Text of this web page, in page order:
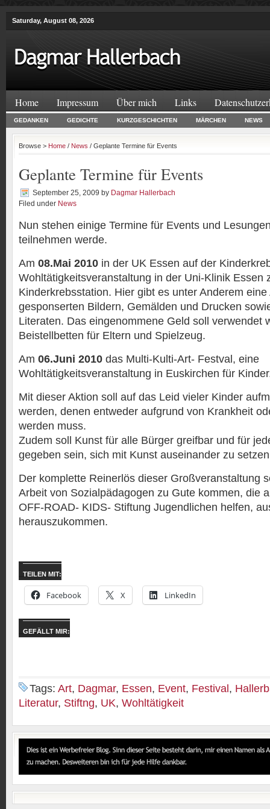
Saturday, August 08, 2026
Home Impressum Über mich Links
GEDANKEN GEDICHTE KURZGESCHICHTEN MÄRCHEN NEWS
Browse > Home / News / Geplante Termine für Events
Geplante Termine für Events
September 25, 2009 by Dagmar Hallerbach
Filed under News
Nun stehen einige Termine für Events und
teilnehmen werde.
Am 08.Mai 2010 in der UK Essen auf der
Wohltätigkeitsveranstaltung in der Uni-Klinik Essen
Kinderkrebsstation. Hier gibt es unter Anderem
gesponserten Bildern, Gemälden und Drucken
Literaten. Das eingenommene Geld soll verwendet
Beistellbetten für Eltern und Spielzeug.
Am 06.Juni 2010 das Multi-Kulti-Art- Festval, eine
Wohltätigkeitsveranstaltung in Euskirchen für
Mit dieser Aktion soll auf das Leid vieler Kinder
werden, denen entweder aufgrund von Krankheit
werden muss.
Zudem soll Kunst für alle Bürger greifbar und für
gegeben sein, sich mit Kunst auseinander zu
Der komplette Reinerlös dieser Großveranstaltung
Arbeit von Sozialpädagogen zu Gute kommen, die
OFF-ROAD- KIDS- Stiftung Jugendlichen helfen,
herauszukommen.
TEILEN MIT:
Facebook X LinkedIn
GEFÄLLT MIR:
Tags: Art, Dagmar, Essen, Event, Festival ,
Literatur, Stiftng, UK, Wohltätigkeit